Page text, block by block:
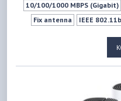
10/100/1000 MBPS (Gigabit)
Fix antenna
IEEE
Mu-mimo